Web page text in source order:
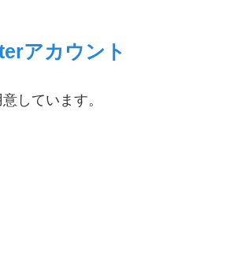
アカウント
しています。